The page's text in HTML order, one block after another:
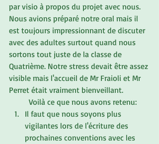
par visio à propos du projet avec nous.
Nous avions préparé notre oral mais il
est toujours impressionnant de discuter
avec des adultes surtout quand nous
sortons tout juste de la classe de
Quatrième. Notre stress devait être assez
visible mais l'accueil de Mr Fraioli et Mr
Perret était vraiment bienveillant.
	Voilà ce que nous avons retenu:
Il faut que nous soyons plus
vigilantes lors de l'écriture des
prochaines conventions avec les